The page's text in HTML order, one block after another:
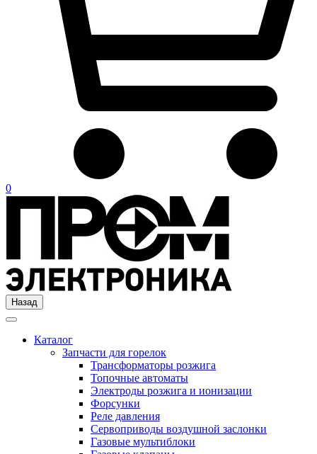
0
Назад
Каталог
Запчасти для горелок
Трансформаторы розжига
Топочные автоматы
Электроды розжига и ионизации
Форсунки
Реле давления
Сервоприводы воздушной заслонки
Газовые мультиблоки